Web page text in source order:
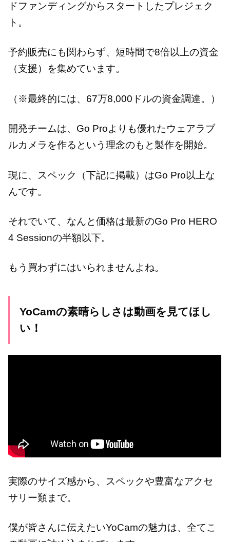
ドファンディングからスタートしたプレジェク
ト。
予約販売にも関わらず、短時間で8倍以上の資金
（支援）を集めています。
（※最終的には、67万8,000ドルの資金調達。）
開発チームは、Go Proよりも優れたウェアラブ
ルカメラを作るという理念のもと製作を開始。
現に、スペック（下記に掲載）はGo Pro以上な
んです。
それでいて、なんと価格は最新のGo Pro HERO
4 Sessionの半額以下。
もう買わずにはいられませんよね。
YoCamの素晴らしさは動画を見てほし
い！
実際のサイズ感から、スペックや豊富なアクセ
サリー類まで。
僕が皆さんに伝えたいYoCamの魅力は、全てこ